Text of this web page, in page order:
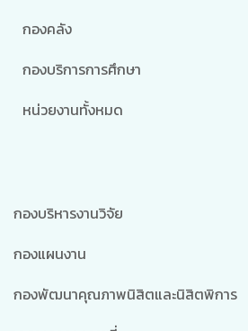
กองคลัง
กองบริการการศึกษา
หน่วยงานทั้งหมด
กองบริหารงานวิจัย
กองแผนงาน
กองพัฒนาคุณภาพนิสิตและนิสิตพิการ